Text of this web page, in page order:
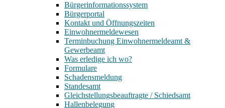
Bürgerinformationssystem
Bürgerportal
Kontakt und Öffnungszeiten
Einwohnermeldewesen
Terminbuchung Einwohnermeldeamt &
Gewerbeamt
Was erledige ich wo?
Formulare
Schadensmeldung
Standesamt
Gleichstellungsbeauftragte / Schiedsamt
Hallenbelegung